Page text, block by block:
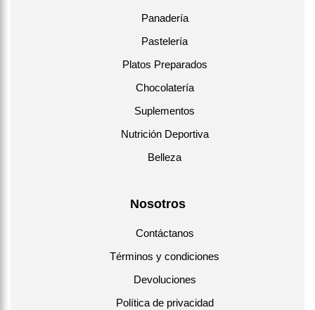
Panadería
Pastelería
Platos Preparados
Chocolatería
Suplementos
Nutrición Deportiva
Belleza
Nosotros
Contáctanos
Términos y condiciones
Devoluciones
Política de privacidad